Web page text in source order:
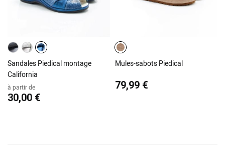
Sandales Piedical montage
California
à partir de
30,00 €
Mules-sabots Piedical
79,99 €